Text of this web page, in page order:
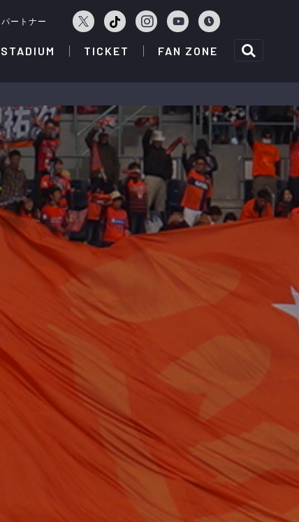
パートナー
STADIUM TICKET FAN ZONE